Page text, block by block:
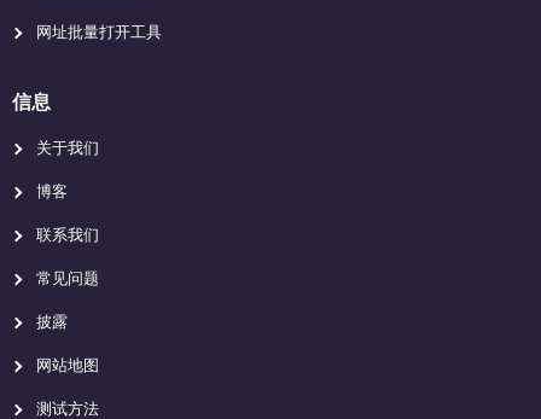
网址批量打开工具
信息
关于我们
博客
联系我们
常见问题
披露
网站地图
测试方法